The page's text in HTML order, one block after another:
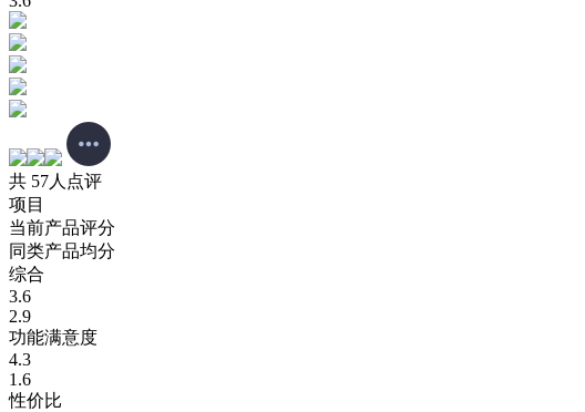
共 57人点评
项目
当前产品评分
同类产品均分
综合
3.6
2.9
功能满意度
4.3
1.6
性价比